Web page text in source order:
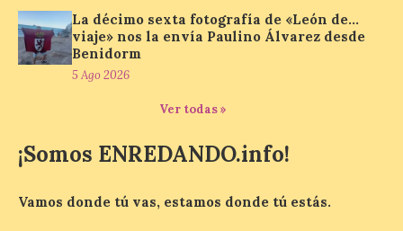
en la zona de descanso
junto al control de firmas
y, como novedad, en el
Leaders Lounge, dos espacios exclusivos
para los ciclistas. El recorrido de La
Dónde alojarse y a qué
La décimo sexta fotografía de «León de…
viaje» nos la envía Paulino Álvarez desde
Benidorm
5 Ago 2026
Ver todas »
¡Somos ENREDANDO.info!
Vamos donde tú vas, estamos donde tú estás.